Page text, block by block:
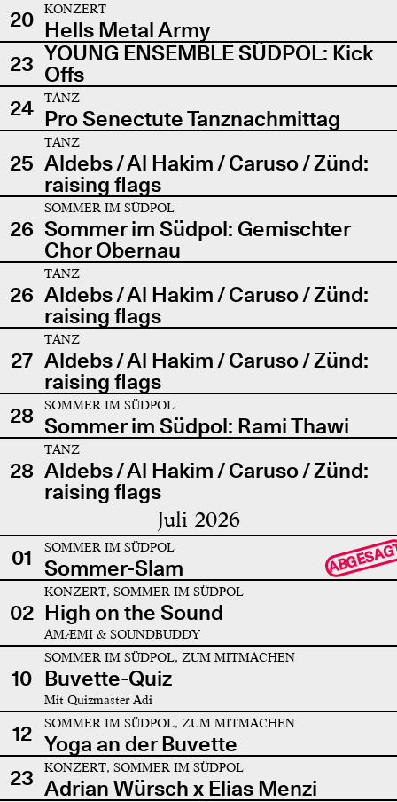
20
KONZERT
Hells Metal Army
23 YOUNG ENSEMBLE SÜDPOL: Kick
Offs
24
TANZ
Pro Senectute Tanznachmittag
25
TANZ
Aldebs / Al Hakim / Caruso / Zünd:
raising flags
26
SOMMER IM SÜDPOL
Sommer im Südpol: Gemischter
Chor Obernau
26
TANZ
Aldebs / Al Hakim / Caruso / Zünd:
raising flags
27
TANZ
Aldebs / Al Hakim / Caruso / Zünd:
raising flags
28
SOMMER IM SÜDPOL
Sommer im Südpol: Rami Thawi
28
TANZ
Aldebs / Al Hakim / Caruso / Zünd:
raising flags
Juli 2026
01 SOMMER IM SÜDPOL
Sommer-Slam
02
KONZERT, SOMMER IM SÜDPOL
High on the Sound
AMÆMI & SOUNDBUDDY
10
SOMMER IM SÜDPOL, ZUM MITMACHEN
Buvette-Quiz
Mit Quizmaster Adi
12 SOMMER IM SÜDPOL, ZUM MITMACHEN
Yoga an der Buvette
23
KONZERT, SOMMER IM SÜDPOL
Adrian Würsch x Elias Menzi